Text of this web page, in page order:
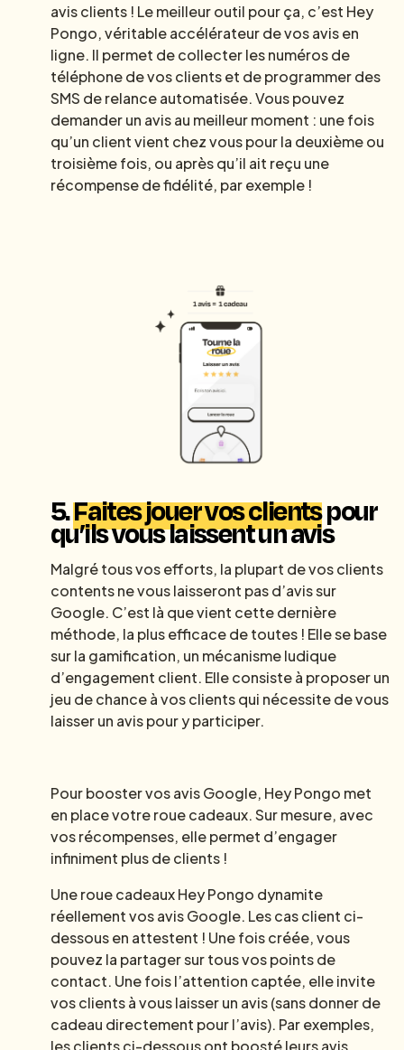
avis clients ! Le meilleur outil pour ça, c’est Hey
Pongo, véritable accélérateur de vos avis en
ligne. Il permet de collecter les numéros de
téléphone de vos clients et de programmer des
SMS de relance automatisée. Vous pouvez
demander un avis au meilleur moment : une fois
qu’un client vient chez vous pour la deuxième ou
troisième fois, ou après qu’il ait reçu une
récompense de fidélité, par exemple !
5.Faites jouer vos clientspour
qu’ils vous laissent un avis
Malgré tous vos efforts, la plupart de vos clients
contents ne vous laisseront pas d’avis sur
Google. C’est là que vient cette dernière
méthode, la plus efficace de toutes ! Elle se base
sur la gamification, un mécanisme ludique
d’engagement client. Elle consiste à proposer un
jeu de chance à vos clients qui nécessite de vous
laisser un avis pour y participer.
Pour booster vos avis Google, Hey Pongo met
en place votre roue cadeaux. Sur mesure, avec
vos récompenses, elle permet d’engager
infiniment plus de clients !
Une roue cadeaux Hey Pongo dynamite
réellement vos avis Google. Les cas client ci-
dessous en attestent ! Une fois créée, vous
pouvez la partager sur tous vos points de
contact. Une fois l’attention captée, elle invite
vos clients à vous laisser un avis (sans donner de
cadeau directement pour l’avis). Par exemples,
les clients ci-dessous ont boosté leurs avis